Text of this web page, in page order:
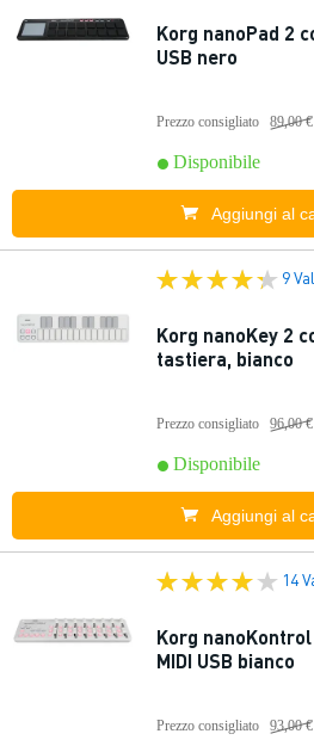
Korg nanoPad 2
USB nero
Prezzo consigliato 89,00 €
Disponibile
Aggiungi al
9
Korg nanoKey 2
tastiera, bianco
Prezzo consigliato 96,00 €
Disponibile
Aggiungi al
14
Korg
MIDI USB bianco
Prezzo consigliato 93,00 €